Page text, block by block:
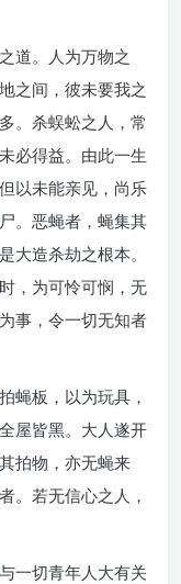
道。人为万物之
之间，彼未要我之
。杀蜈蚣之人，常
必得益。由此一生
以未能亲见，尚乐
。恶蝇者，蝇集其
大造杀劫之根本。
，为可怜可悯，无
事，令一切无知者
蝇板，以为玩具，
屋皆黑。大人遂开
拍物，亦无蝇来
。若无信心之人，
一切青年人大有关